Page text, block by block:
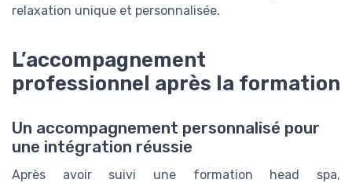
relaxation unique et personnalisée.
L’accompagnement
professionnel après la formation
Un accompagnement personnalisé pour
une intégration réussie
Après avoir suivi une formation head spa,